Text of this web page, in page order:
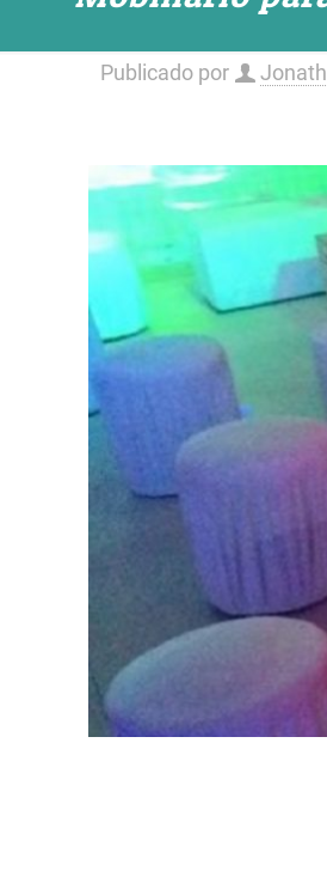
Publicado por